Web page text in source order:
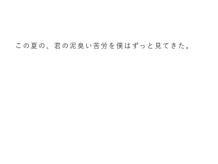
この夏の、君の泥臭い苦労を僕はずっと見てきた。